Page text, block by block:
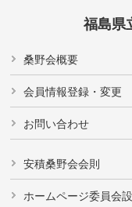
福島県
桑野会概要
会員情報登録・変更
お問い合わせ
安積桑野会会則
ホームページ委員会